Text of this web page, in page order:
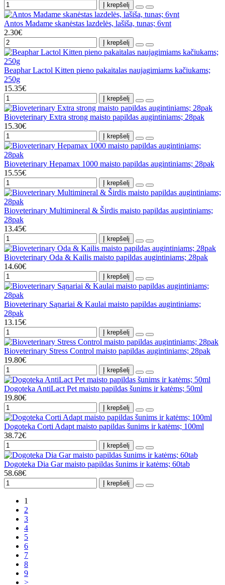
Į krepšelį
Antos Madame skanėstas lazdelės, lašiša, tunas; 6vnt
2.30€
Į krepšelį
Beaphar Lactol Kitten pieno pakaitalas naujagimiams kačiukams;
250g
15.35€
Į krepšelį
Bioveterinary Extra strong maisto papildas augintiniams; 28pak
15.30€
Į krepšelį
Bioveterinary Hepamax 1000 maisto papildas augintiniams; 28pak
15.55€
Į krepšelį
Bioveterinary Multimineral & Širdis maisto papildas augintiniams;
28pak
13.45€
Į krepšelį
Bioveterinary Oda & Kailis maisto papildas augintiniams; 28pak
14.60€
Į krepšelį
Bioveterinary Sąnariai & Kaulai maisto papildas augintiniams;
28pak
13.15€
Į krepšelį
Bioveterinary Stress Control maisto papildas augintiniams; 28pak
19.80€
Į krepšelį
Dogoteka AntiLact Pet maisto papildas šunims ir katėms; 50ml
19.80€
Į krepšelį
Dogoteka Corti Adapt maisto papildas šunims ir katėms; 100ml
38.72€
Į krepšelį
Dogoteka Dia Gar maisto papildas šunims ir katėms; 60tab
58.68€
Į krepšelį
1
2
3
4
5
6
7
8
9
>